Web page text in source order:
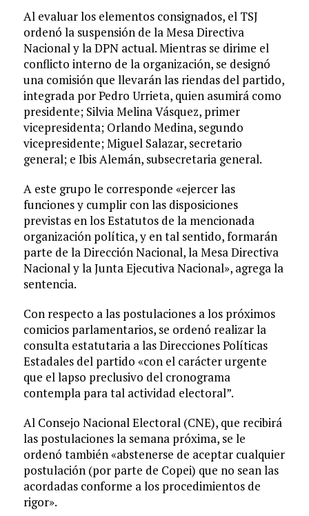
Al evaluar los elementos consignados, el TSJ
ordenó la suspensión de la Mesa Directiva
Nacional y la DPN actual. Mientras se dirime el
conflicto interno de la organización, se designó
una comisión que llevarán las riendas del partido,
integrada por Pedro Urrieta, quien asumirá como
presidente; Silvia Melina Vásquez, primer
vicepresidenta; Orlando Medina, segundo
vicepresidente; Miguel Salazar, secretario
general; e Ibis Alemán, subsecretaria general.
A este grupo le corresponde «ejercer las
funciones y cumplir con las disposiciones
previstas en los Estatutos de la mencionada
organización política, y en tal sentido, formarán
parte de la Dirección Nacional, la Mesa Directiva
Nacional y la Junta Ejecutiva Nacional», agrega la
sentencia.
Con respecto a las postulaciones a los próximos
comicios parlamentarios, se ordenó realizar la
consulta estatutaria a las Direcciones Políticas
Estadales del partido «con el carácter urgente
que el lapso preclusivo del cronograma
contempla para tal actividad electoral”.
Al Consejo Nacional Electoral (CNE), que recibirá
las postulaciones la semana próxima, se le
ordenó también «abstenerse de aceptar cualquier
postulación (por parte de Copei) que no sean las
acordadas conforme a los procedimientos de
rigor».